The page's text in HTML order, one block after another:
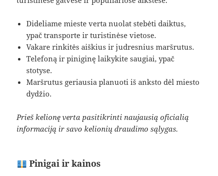
Dideliame mieste verta nuolat stebėti daiktus,
ypač transporte ir turistinėse vietose.
Vakare rinkitės aiškius ir judresnius maršrutus.
Telefoną ir piniginę laikykite saugiai, ypač
stotyse.
Maršrutus geriausia planuoti iš anksto dėl miesto
dydžio.
Prieš kelionę verta pasitikrinti naujausią oficialią
informaciją ir savo kelionių draudimo sąlygas.
Pinigai ir kainos